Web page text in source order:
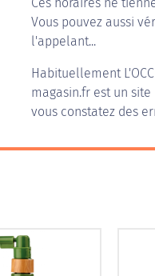
Vous pouvez aussi
l'appelant...
Habituellement
magasin.fr est un
vous constatez des